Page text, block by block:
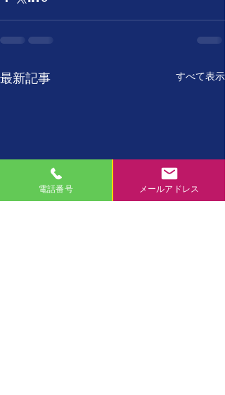
最新記事 すべて表示
電話番号 メールアドレス